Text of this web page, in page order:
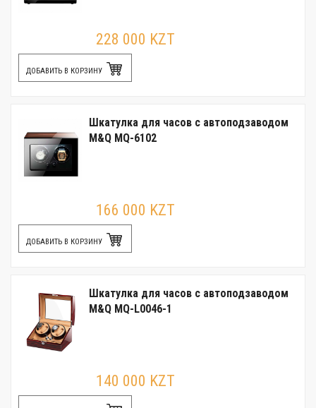
228 000 KZT
ДОБАВИТЬ В КОРЗИНУ
Шкатулка для часов с автоподзаводом
M&Q MQ-6102
166 000 KZT
ДОБАВИТЬ В КОРЗИНУ
Шкатулка для часов с автоподзаводом
M&Q MQ-L0046-1
140 000 KZT